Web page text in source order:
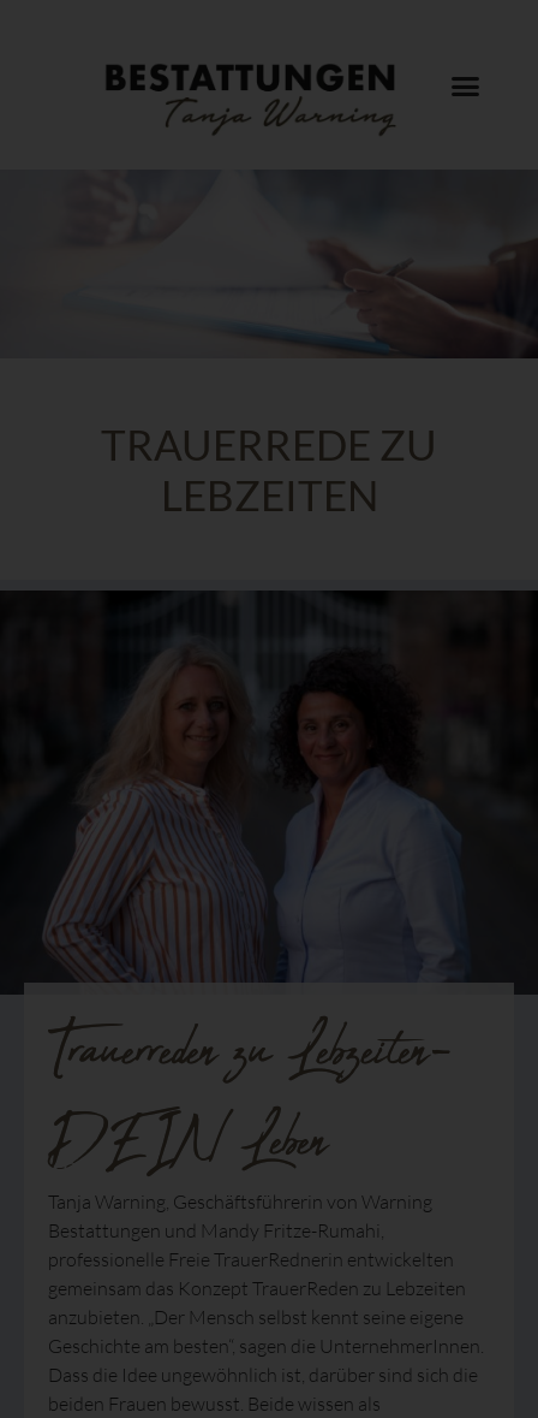
TRAUERREDE ZU
LEBZEITEN
Trauerreden zu Lebzeiten-
DEIN Leben
Tanja Warning, Geschäftsführerin von Warning
Bestattungen und Mandy Fritze-Rumahi,
professionelle Freie TrauerRednerin entwickelten
gemeinsam das Konzept TrauerReden zu Lebzeiten
anzubieten. „Der Mensch selbst kennt seine eigene
Geschichte am besten“, sagen die UnternehmerInnen.
Dass die Idee ungewöhnlich ist, darüber sind sich die
beiden Frauen bewusst. Beide wissen als